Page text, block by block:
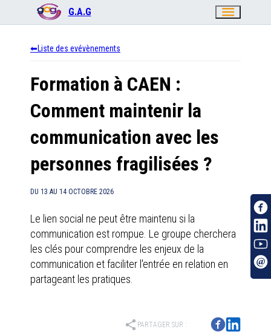
G.A.G menu
Liste des evévènements
Formation à CAEN :
Comment maintenir la
communication avec les
personnes fragilisées ?
DU 13 AU 14 OCTOBRE 2026
Le lien social ne peut être maintenu si la
communication est rompue. Le groupe cherchera
les clés pour comprendre les enjeux de la
communication et faciliter l'entrée en relation en
partageant les pratiques.
share PARTAGER SUR :